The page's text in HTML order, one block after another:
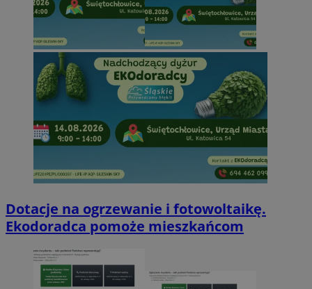
Dotacje na ogrzewanie i fotowoltaikę.
Ekodoradca pomoże mieszkańcom